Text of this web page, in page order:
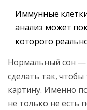
Иммунные
анализ может
которого
Нормальный сон —
сделать так,
картину. Именно
не только не есть